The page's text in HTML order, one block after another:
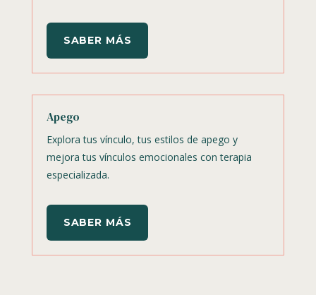
SABER MÁS
Apego
Explora tus vínculo, tus estilos de apego y
mejora tus vínculos emocionales con terapia
especializada.
SABER MÁS